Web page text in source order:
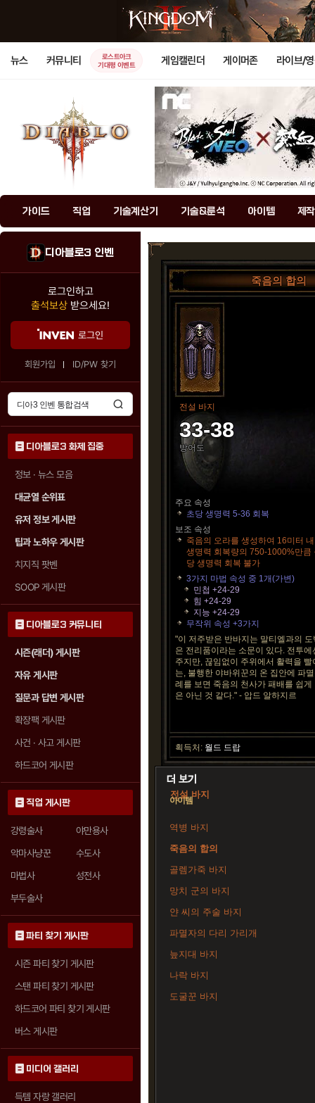
뉴스 커뮤니티
로스트아크
기대평 이벤트
게임캘린더 게이머존 라이브/
가이드 직업 기술계산기 기술&룬석 아이템 제
디아블로3 인벤
로그인하고
출석보상 받으세요!
로그인
회원가입 ID/PW 찾기
디아블로3 화제 집중
정보 · 뉴스 모음
대균열 순위표
유저 정보 게시판
팁과 노하우 게시판
치지직 팟벤
SOOP 게시판
디아블로3 커뮤니티
시즌(래더) 게시판
자유 게시판
질문과 답변 게시판
확장팩 게시판
사건 · 사고 게시판
하드코어 게시판
직업 게시판
강령술사
야만용사
악마사냥꾼
수도사
마법사
성전사
부두술사
파티 찾기 게시판
시즌 파티 찾기 게시판
스탠 파티 찾기 게시판
하드코어 파티 찾기 게시판
버스 게시판
미디어 갤러리
득템 자랑 갤러리
죽음의 합의
전설 바지
33-38
방어도
주요 속성
초당 생명력 5-36 회복
보조 속성
죽음의 오라를 생성하여 16미터
생명력 회복량의 750-1000%만큼
당 생명력 회복 불가
3가지 마법 속성 중 1개(가변)
민첩 +24-29
힘 +24-29
지능 +24-29
무작위 속성 +3가지
"이 저주받은 반바지는 말티엘과의
은 전리품이라는 소문이 있다. 전투
주지만, 끊임없이 주위에서 활력을
는, 불행한 야바위꾼의 온 집안에 파
례를 보면 죽음의 천사가 패배를 쉽
은 아닌 것 같다." - 압드 알하지르
획득처: 월드 드랍
전설 바지
아이템
역병 바지
죽음의 합의
골렘가죽 바지
망치 군의 바지
얀 씨의 주술 바지
파멸자의 다리 가리개
늪지대 바지
나락 바지
도굴꾼 바지